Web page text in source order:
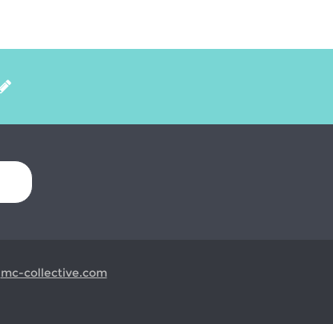
mc-collective.com